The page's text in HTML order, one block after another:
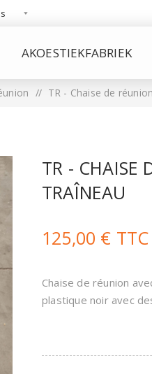
AKOESTIEKFABRIEK
/ TR - Chaise de
TR - CHAISE
TRAÎNEAU
125,00 € TTC
Chaise de réunion
plastique noir avec